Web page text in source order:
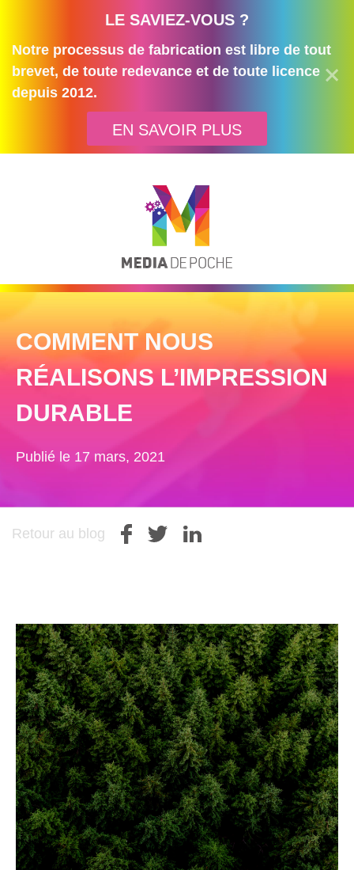
LE SAVIEZ-VOUS ?
Notre processus de fabrication est libre de tout
brevet, de toute redevance et de toute licence
depuis 2012.
EN SAVOIR PLUS
COMMENT NOUS
RÉALISONS L’IMPRESSION
DURABLE
Publié le 17 mars, 2021
Retour au blog